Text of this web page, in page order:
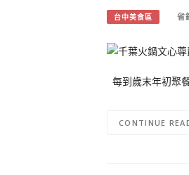
台中美食區 省
每到歲末年初聚
CONTINUE